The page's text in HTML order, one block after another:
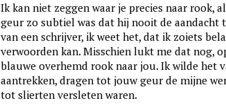
Ik kan niet zeggen waar je precies naar rook,
geur zo subtiel was dat hij nooit de aandacht
van een schrijver, ik weet het, dat ik zoiets
verwoorden kan. Misschien lukt me dat nog,
blauwe overhemd rook naar jou. Ik wilde het
aantrekken, dragen tot jouw geur de mijne
tot slierten versleten waren.